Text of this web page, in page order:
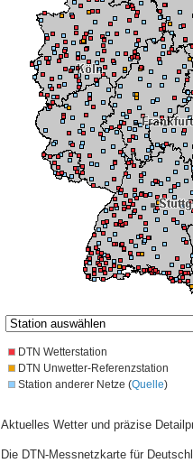
DTN Wetterstation
DTN Unwetter-Referenzstation
Station anderer Netze (Quelle)
Aktuelles Wetter und präzise
Die DTN-Messnetzkarte für